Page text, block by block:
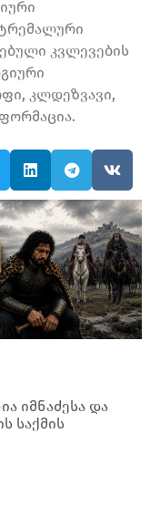
კვლევების
კლდეზვავი,
იმნაძესა და
საქმის